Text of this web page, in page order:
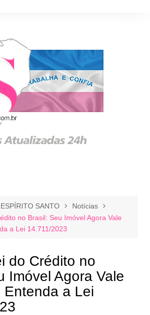
ESPÍRITO SANTO
Notícias
no Brasil: Seu Imóvel Agora Vale
a Lei 14.711/2023
do Crédito no
Imóvel Agora Vale
Entenda a Lei